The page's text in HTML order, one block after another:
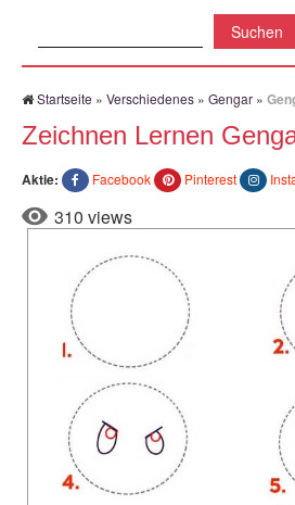
Startseite » Verschiedenes » Gengar »
Zeichnen Lernen
Aktie: Facebook Pinterest
310 views